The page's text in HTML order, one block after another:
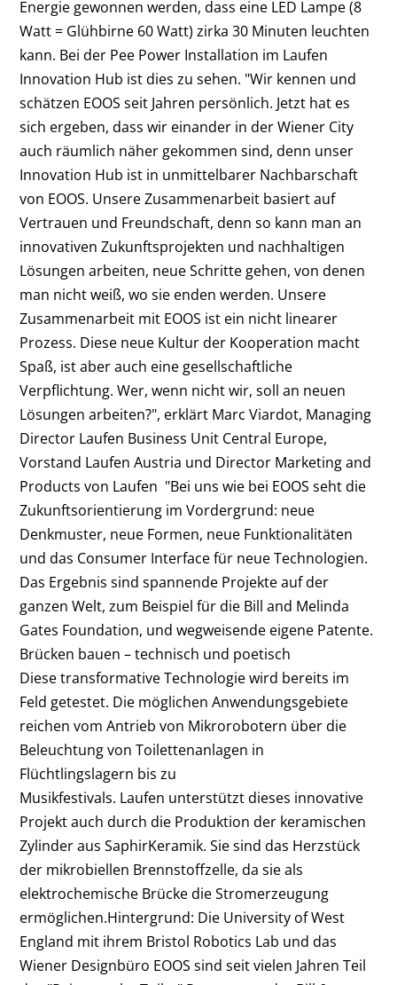
Energie gewonnen werden, dass eine LED Lampe (8
Watt = Glühbirne 60 Watt) zirka 30 Minuten leuchten
kann. Bei der Pee Power Installation im Laufen
Innovation Hub ist dies zu sehen. "Wir kennen und
schätzen EOOS seit Jahren persönlich. Jetzt hat es
sich ergeben, dass wir einander in der Wiener City
auch räumlich näher gekommen sind, denn unser
Innovation Hub ist in unmittelbarer Nachbarschaft
von EOOS. Unsere Zusammenarbeit basiert auf
Vertrauen und Freundschaft, denn so kann man an
innovativen Zukunftsprojekten und nachhaltigen
Lösungen arbeiten, neue Schritte gehen, von denen
man nicht weiß, wo sie enden werden. Unsere
Zusammenarbeit mit EOOS ist ein nicht linearer
Prozess. Diese neue Kultur der Kooperation macht
Spaß, ist aber auch eine gesellschaftliche
Verpflichtung. Wer, wenn nicht wir, soll an neuen
Lösungen arbeiten?", erklärt Marc Viardot, Managing
Director Laufen Business Unit Central Europe,
Vorstand Laufen Austria und Director Marketing and
Products von Laufen "Bei uns wie bei EOOS seht die
Zukunftsorientierung im Vordergrund: neue
Denkmuster, neue Formen, neue Funktionalitäten
und das Consumer Interface für neue Technologien.
Das Ergebnis sind spannende Projekte auf der
ganzen Welt, zum Beispiel für die Bill and Melinda
Gates Foundation, und wegweisende eigene Patente.
Brücken bauen – technisch und poetisch
Diese transformative Technologie wird bereits im
Feld getestet. Die möglichen Anwendungsgebiete
reichen vom Antrieb von Mikrorobotern über die
Beleuchtung von Toilettenanlagen in
Flüchtlingslagern bis zu
Musikfestivals. Laufen unterstützt dieses innovative
Projekt auch durch die Produktion der keramischen
Zylinder aus SaphirKeramik. Sie sind das Herzstück
der mikrobiellen Brennstoffzelle, da sie als
elektrochemische Brücke die Stromerzeugung
ermöglichen.Hintergrund: Die University of West
England mit ihrem Bristol Robotics Lab und das
Wiener Designbüro EOOS sind seit vielen Jahren Teil